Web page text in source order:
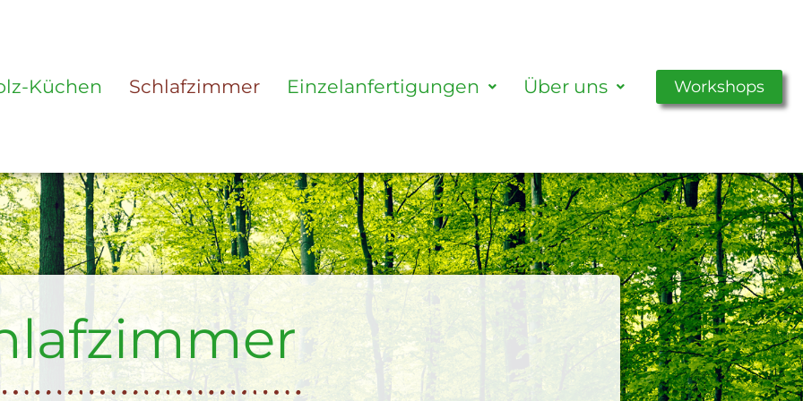
Küchen Schlafzimmer Einzelanfertigungen Über uns Workshops